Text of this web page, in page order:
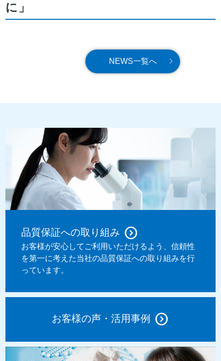
に」
NEWS一覧へ
品質保証への取り組み
お客様が安心してご利用いただけるよう、信頼性
を第一に考えた当社の品質保証への取り組みを行
っています。
お客様の声・活用事例